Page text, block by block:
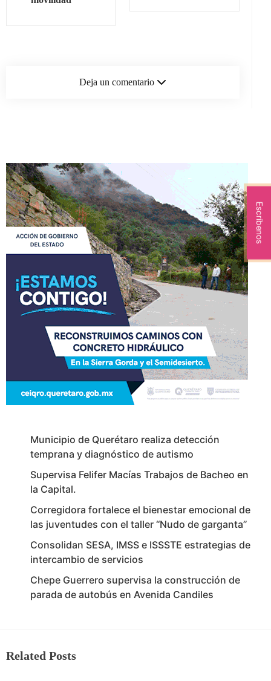
Deja un comentario
Municipio de Querétaro realiza detección
temprana y diagnóstico de autismo
Supervisa Felifer Macías Trabajos de Bacheo en
la Capital.
Corregidora fortalece el bienestar emocional de
las juventudes con el taller ‘‘Nudo de garganta’’
Consolidan SESA, IMSS e ISSSTE estrategias de
intercambio de servicios
Chepe Guerrero supervisa la construcción de
parada de autobús en Avenida Candiles
Related Posts
Escríbenos